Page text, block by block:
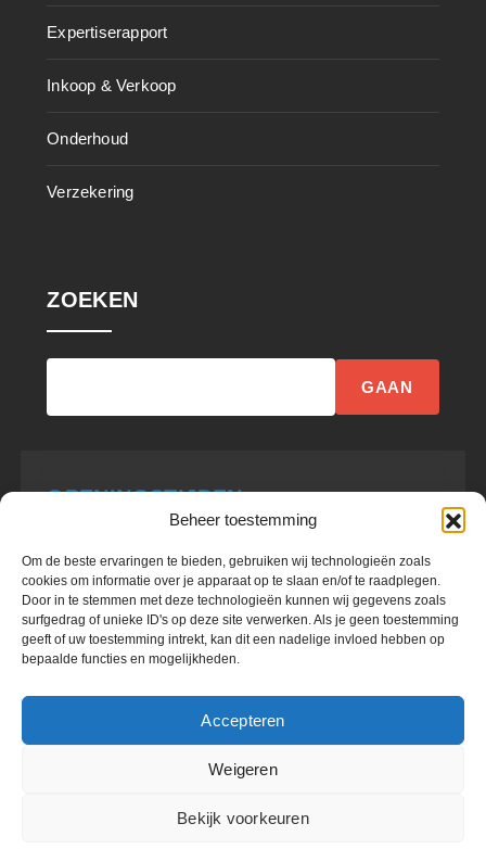
Beheer toestemming
Om de beste ervaringen te bieden, gebruiken wij technologieën zoals
cookies om informatie over je apparaat op te slaan en/of te raadplegen.
Door in te stemmen met deze technologieën kunnen wij gegevens zoals
surfgedrag of unieke ID's op deze site verwerken. Als je geen toestemming
geeft of uw toestemming intrekt, kan dit een nadelige invloed hebben op
bepaalde functies en mogelijkheden.
Accepteren
Weigeren
Bekijk voorkeuren
Expertiserapport
Inkoop & Verkoop
Onderhoud
Verzekering
ZOEKEN
GAAN
OPENINGSTIJDEN
Maandag 9:00 - 17:00
Dinsdag 9:00 - 17:00
Woensdag